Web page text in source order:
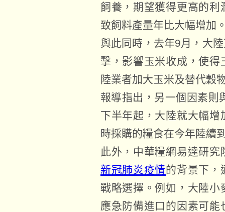
飼養，期望獲得更高的利
致飼料產量年比大幅增加
與此同時，去年9月，大
擊，影響玉米收成，使
陸業者加大玉米及替代穀
報導指出，另一個因素則
下半年起，大陸就大幅
時採購的糧食在今年陸續
此外，中華糧網易達研
新冠肺炎疫情的背景下，
戰略選擇。例如，大陸
應急防備進口的因素可